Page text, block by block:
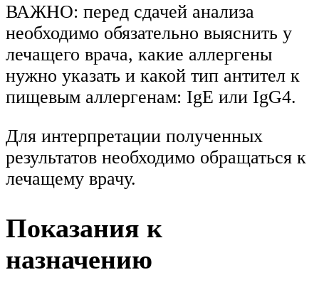
ВАЖНО: перед сдачей анализа
необходимо обязательно выяснить у
лечащего врача, какие аллергены
нужно указать и какой тип антител к
пищевым аллергенам: IgE или IgG4.
Для интерпретации полученных
результатов необходимо обращаться к
лечащему врачу.
Показания к
назначению